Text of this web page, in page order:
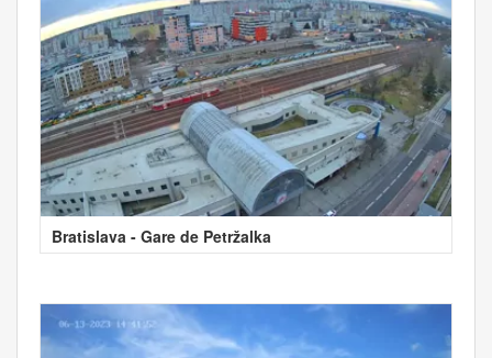
Bratislava - Gare de Petržalka